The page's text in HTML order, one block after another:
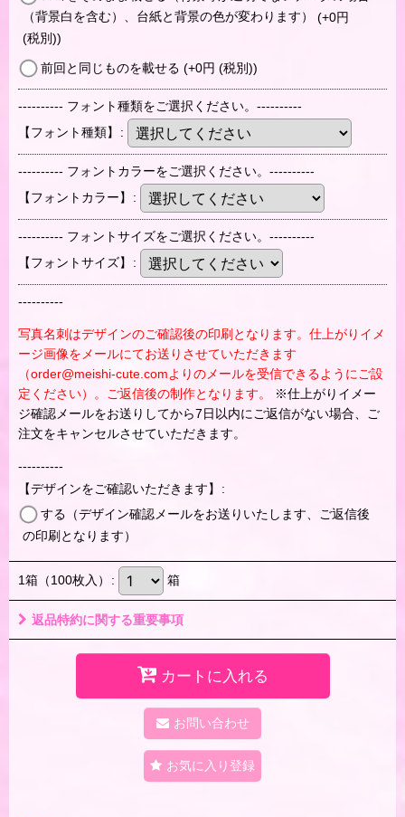
（背景白を含む）、台紙と背景の色が変わります） (+0円
(税別))
前回と同じものを載せる (+0円 (税別))
---------- フォント種類をご選択ください。----------
【フォント種類】
:
---------- フォントカラーをご選択ください。----------
【フォントカラー】
:
---------- フォントサイズをご選択ください。----------
【フォントサイズ】
:
----------
写真名刺はデザインのご確認後の印刷となります。仕上がりイメ
ージ画像をメールにてお送りさせていただきます
（order@meishi-cute.comよりのメールを受信できるようにご設
定ください）。ご返信後の制作となります。
※仕上がりイメー
ジ確認メールをお送りしてから7日以内にご返信がない場合、ご
注文をキャンセルさせていただきます。
----------
【デザインをご確認いただきます】
:
する（デザイン確認メールをお送りいたします、ご返信後
の印刷となります）
1箱（100枚入） : 箱
返品特約に関する重要事項
カートに入れる
お問い合わせ
お気に入り登録